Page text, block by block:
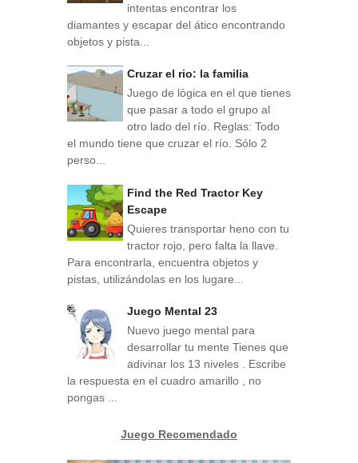
intentas encontrar los
diamantes y escapar del ático encontrando
objetos y pista...
Cruzar el rio: la familia
Juego de lógica en el que tienes
que pasar a todo el grupo al
otro lado del río. Reglas: Todo
el mundo tiene que cruzar el río. Sólo 2
perso...
Find the Red Tractor Key
Escape
Quieres transportar heno con tu
tractor rojo, pero falta la llave.
Para encontrarla, encuentra objetos y
pistas, utilizándolas en los lugare...
Juego Mental 23
Nuevo juego mental para
desarrollar tu mente Tienes que
adivinar los 13 niveles . Escribe
la respuesta en el cuadro amarillo , no
pongas ...
Juego Recomendado